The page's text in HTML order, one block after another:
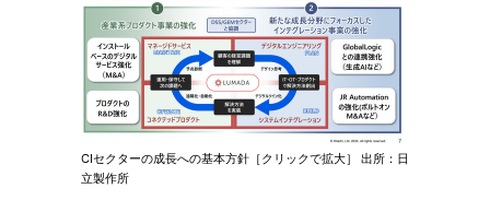
CIセクターの成長への基本方針［クリックで拡大］ 出所：日
立製作所